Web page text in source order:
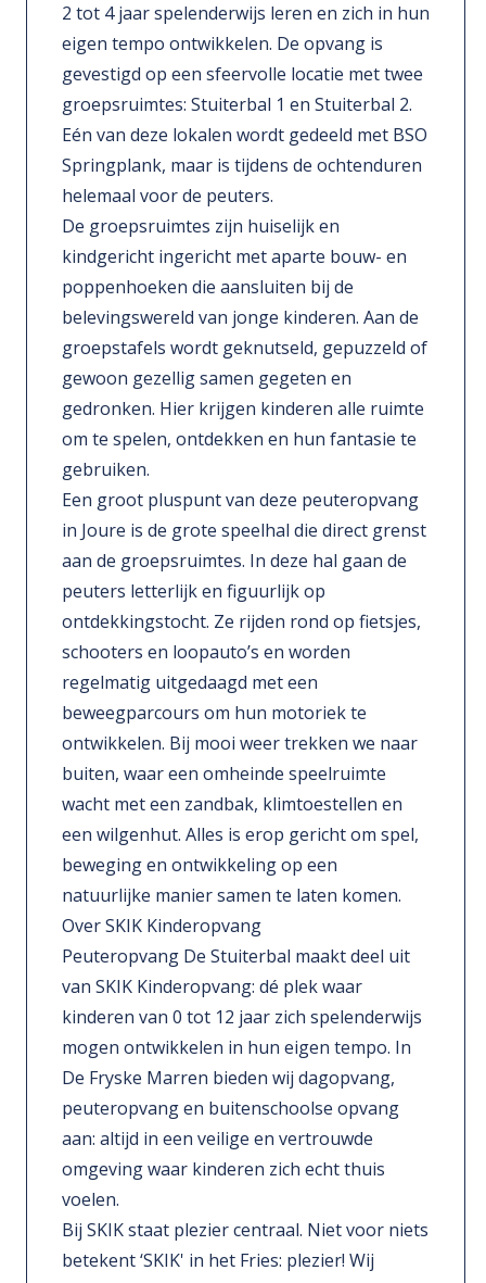
2 tot 4 jaar spelenderwijs leren en zich in hun
eigen tempo ontwikkelen. De opvang is
gevestigd op een sfeervolle locatie met twee
groepsruimtes: Stuiterbal 1 en Stuiterbal 2.
Eén van deze lokalen wordt gedeeld met BSO
Springplank, maar is tijdens de ochtenduren
helemaal voor de peuters.
De groepsruimtes zijn huiselijk en
kindgericht ingericht met aparte bouw- en
poppenhoeken die aansluiten bij de
belevingswereld van jonge kinderen. Aan de
groepstafels wordt geknutseld, gepuzzeld of
gewoon gezellig samen gegeten en
gedronken. Hier krijgen kinderen alle ruimte
om te spelen, ontdekken en hun fantasie te
gebruiken.
Een groot pluspunt van deze peuteropvang
in Joure is de grote speelhal die direct grenst
aan de groepsruimtes. In deze hal gaan de
peuters letterlijk en figuurlijk op
ontdekkingstocht. Ze rijden rond op fietsjes,
schooters en loopauto’s en worden
regelmatig uitgedaagd met een
beweegparcours om hun motoriek te
ontwikkelen. Bij mooi weer trekken we naar
buiten, waar een omheinde speelruimte
wacht met een zandbak, klimtoestellen en
een wilgenhut. Alles is erop gericht om spel,
beweging en ontwikkeling op een
natuurlijke manier samen te laten komen.
Over SKIK Kinderopvang
Peuteropvang De Stuiterbal maakt deel uit
van SKIK Kinderopvang: dé plek waar
kinderen van 0 tot 12 jaar zich spelenderwijs
mogen ontwikkelen in hun eigen tempo. In
De Fryske Marren bieden wij dagopvang,
peuteropvang en buitenschoolse opvang
aan: altijd in een veilige en vertrouwde
omgeving waar kinderen zich echt thuis
voelen.
Bij SKIK staat plezier centraal. Niet voor niets
betekent ‘SKIK' in het Fries: plezier! Wij